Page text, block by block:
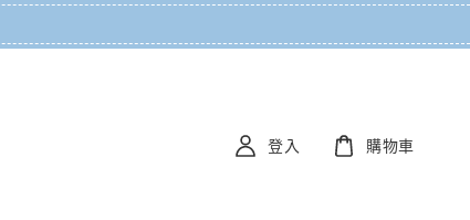
登入 購物車